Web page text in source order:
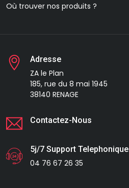
Où trouver nos produits ?
Adresse
ZA le Plan
185, rue du 8 mai 1945
38140 RENAGE
Contactez-Nous
5j/7 Support Telephonique
04 76 67 26 35